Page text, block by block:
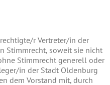
r Vertreter/in der
Stimmrecht, soweit sie nicht
Stimmrecht generell oder
in der Stadt Oldenburg
dem Vorstand mit, durch